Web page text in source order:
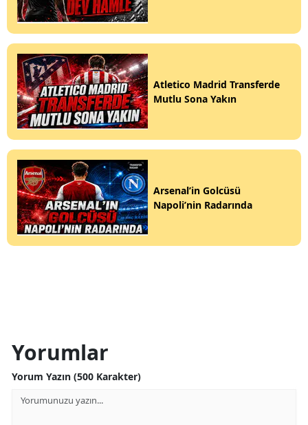
Atletico Madrid Transferde
Mutlu Sona Yakın
Arsenal’in Golcüsü
Napoli’nin Radarında
Yorumlar
Yorum Yazın (500 Karakter)